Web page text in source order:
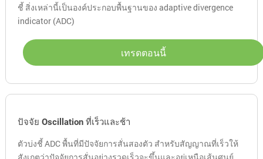
ชี้ สิ่งเหล่านี้เป็นองค์ประกอบพื้นฐานของ adaptive divergence
indicator (ADC)
เทรดตอนนี้
ปัจจัย Oscillation ที่เร็วและช้า
ตัวบ่งชี้ ADC พื้นที่มีปัจจัยการสั่นสองตัว สำหรับสัญญาณที่เร็วให้